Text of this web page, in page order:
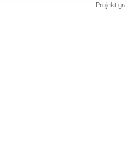
Projekt